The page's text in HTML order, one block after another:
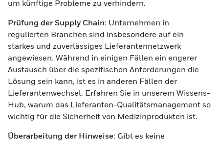
um künftige Probleme zu verhindern.
Prüfung der Supply Chain: Unternehmen in
regulierten Branchen sind insbesondere auf ein
starkes und zuverlässiges Lieferantennetzwerk
angewiesen. Während in einigen Fällen ein engerer
Austausch über die spezifischen Anforderungen die
Lösung sein kann, ist es in anderen Fällen der
Lieferantenwechsel. Erfahren Sie in unserem Wissens-
Hub, warum das Lieferanten-Qualitätsmanagement so
wichtig für die Sicherheit von Medizinprodukten ist.
Überarbeitung der Hinweise: Gibt es keine